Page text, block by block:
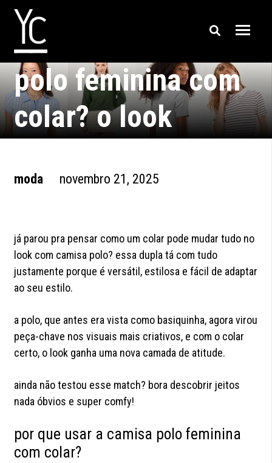
como usar camisa
polo feminina com
colar? o look
moda novembro 21, 2025
já parou pra pensar como um colar pode mudar tudo no
look com camisa polo? essa dupla tá com tudo
justamente porque é versátil, estilosa e fácil de adaptar
ao seu estilo.
a polo, que antes era vista como basiquinha, agora virou
peça-chave nos visuais mais criativos, e com o colar
certo, o look ganha uma nova camada de atitude.
ainda não testou esse match? bora descobrir jeitos
nada óbvios e super comfy!
por que usar a camisa polo feminina
com colar?